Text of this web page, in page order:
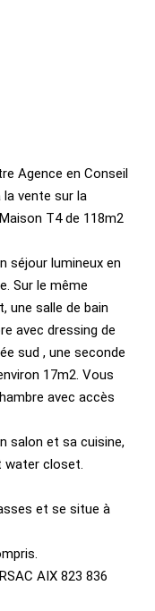
Agence en Conseil
vente sur la
T4 de 118m2
séjour lumineux en
Sur le même
une salle de bain
avec dressing de
sud , une seconde
17m2. Vous
avec accès
salon et sa cuisine,
water closet.
et se situe à
AIX 823 836